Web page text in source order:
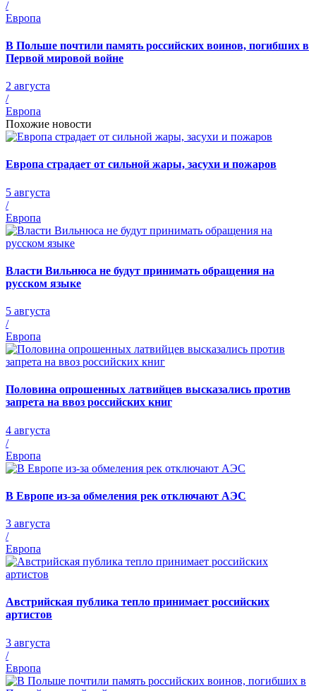
/
Европа
В Польше почтили память российских воинов, погибших в
Первой мировой войне
2 августа
/
Европа
Похожие новости
Европа страдает от сильной жары, засухи и пожаров
5 августа
/
Европа
Власти Вильнюса не будут принимать обращения на
русском языке
5 августа
/
Европа
Половина опрошенных латвийцев высказались против
запрета на ввоз российских книг
4 августа
/
Европа
В Европе из-за обмеления рек отключают АЭС
3 августа
/
Европа
Австрийская публика тепло принимает российских
артистов
3 августа
/
Европа